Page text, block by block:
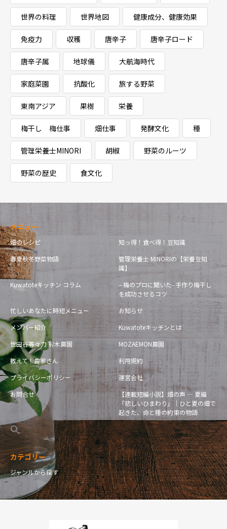
世界の料理 世界地図 健康成分、健康効果
免疫力 収穫 唐辛子 唐辛子ロード
唐辛子属 地球儀 大航海時代
家庭菜園 抗酸化 旅する野菜
東南アジア 果樹 栄養
梅干し 梅仕事 畑仕事 発酵文化 種
管理栄養士MINORI 胡椒 野菜のルーツ
野菜の歴史 食文化
メニュー
畑のレシピ
知っ得！食べ得！豆知識
春夏秋冬野菜物語
管理栄養士 MINORIの【栄養豆知
識】
Kuwatoteキッチン コラム
– 梅のプロに聞いた- 手作り梅干し
を成功させるコツ
忙しいあなたに時短メニュー
お知らせ
メンバー紹介
Kuwatoteキッチンとは
世田谷等々力 鈴木農園
MOZAEMON農園
教えて！農家さん
利用規約
プライバシーポリシー
運営会社
お問合せ
【連載短編小説】畑の声 — 夏編
「悲しいひまわり」｜ひと夏の畑で
起きた、命と種の約束の物語
カテゴリー
ジャンルから探す